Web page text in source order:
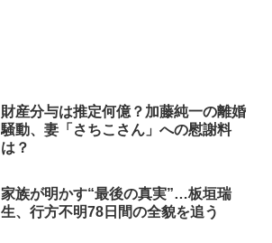
財産分与は推定何億？加藤純一の離婚
騒動、妻「さちこさん」への慰謝料
は？
家族が明かす“最後の真実”…板垣瑞
生、行方不明78日間の全貌を追う